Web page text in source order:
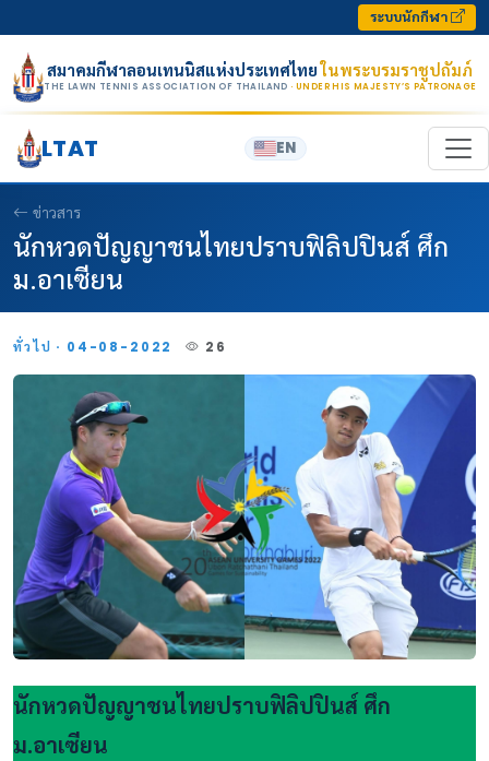
ระบบนักกีฬา
สมาคมกีฬาลอนเทนนิสแห่งประเทศไทยในพระบรมราชูปถัมภ์
THE LAWN TENNIS ASSOCIATION OF THAILAND · UNDER HIS MAJESTY’S PATRONAGE
LTAT EN
ข่าวสาร
นักหวดปัญญาชนไทยปราบฟิลิปปินส์ ศึก
ม.อาเซียน
ทั่วไป · 04-08-2022 26
นักหวดปัญญาชนไทยปราบฟิลิปปินส์ ศึก
ม.อาเซียน